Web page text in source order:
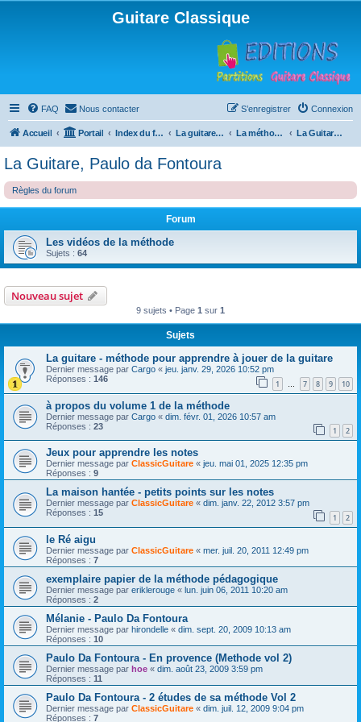
Guitare Classique
FAQ Nous contacter Connexion
S’enregistrer
Accueil Portail Index du forum La guitare : instrument, cours et théorie La méthode à Paulo La Guitare, Paulo da Fontoura
La Guitare, Paulo da Fontoura
Règles du forum
Forum
Les vidéos de la méthode
Sujets : 64
Nouveau sujet
9 sujets • Page 1 sur 1
Sujets
La guitare - méthode pour apprendre à jouer de la guitare
Dernier message par Cargo « jeu. janv. 29, 2026 10:52 pm
Réponses : 146 1 … 7 8 9 10
à propos du volume 1 de la méthode
Dernier message par Cargo « dim. févr. 01, 2026 10:57 am
Réponses : 23 1 2
Jeux pour apprendre les notes
Dernier message par ClassicGuitare « jeu. mai 01, 2025 12:35 pm
Réponses : 9
La maison hantée - petits points sur les notes
Dernier message par ClassicGuitare « dim. janv. 22, 2012 3:57 pm
Réponses : 15 1 2
le Ré aigu
Dernier message par ClassicGuitare « mer. juil. 20, 2011 12:49 pm
Réponses : 7
exemplaire papier de la méthode pédagogique
Dernier message par eriklerouge « lun. juin 06, 2011 10:20 am
Réponses : 2
Mélanie - Paulo Da Fontoura
Dernier message par hirondelle « dim. sept. 20, 2009 10:13 am
Réponses : 10
Paulo Da Fontoura - En provence (Methode vol 2)
Dernier message par hoe « dim. août 23, 2009 3:59 pm
Réponses : 11
Paulo Da Fontoura - 2 études de sa méthode Vol 2
Dernier message par ClassicGuitare « dim. juil. 12, 2009 9:04 pm
Réponses : 7